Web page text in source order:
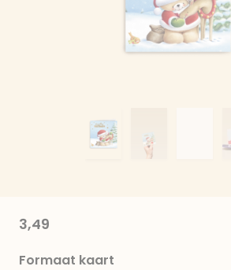
3,49
Formaat kaart